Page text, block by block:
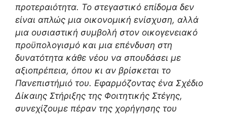
προτεραιότητα. Το στεγαστικό επίδομα δεν
είναι απλώς μια οικονομική ενίσχυση, αλλά
μια ουσιαστική συμβολή στον οικογενειακό
προϋπολογισμό και μια επένδυση στη
δυνατότητα κάθε νέου να σπουδάσει με
αξιοπρέπεια, όπου κι αν βρίσκεται το
Πανεπιστήμιό του. Εφαρμόζοντας ένα Σχέδιο
Δίκαιης Στήριξης της Φοιτητικής Στέγης,
συνεχίζουμε πέραν της χορήγησης του